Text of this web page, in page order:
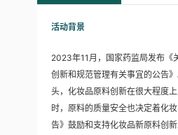
活动背景
2023年11月，国家药监局发布《
创新和规范管理有关事宜的公告
头，化妆品原料创新在很大程度
时，原料的质量安全也决定着化
告》鼓励和支持化妆品新原料创